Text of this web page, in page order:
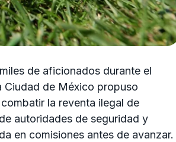
de aficionados durante el
Ciudad de México propuso
la reventa ilegal de
autoridades de seguridad y
en comisiones antes de avanzar.